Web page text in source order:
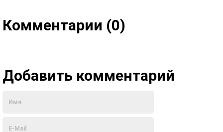
Комментарии (0)
Добавить комментарий